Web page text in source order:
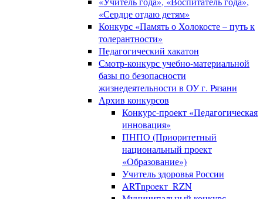
«Сердце отдаю детям»
Конкурс «Память о Холокосте – путь к
толерантности»
Педагогический хакатон
Смотр-конкурс учебно-материальной
базы по безопасности
жизнедеятельности в ОУ г. Рязани
Архив конкурсов
Конкурс-проект «Педагогическая
инновация»
ПНПО (Приоритетный
национальный проект
«Образование»)
Учитель здоровья России
ARTnpoeкт_RZN